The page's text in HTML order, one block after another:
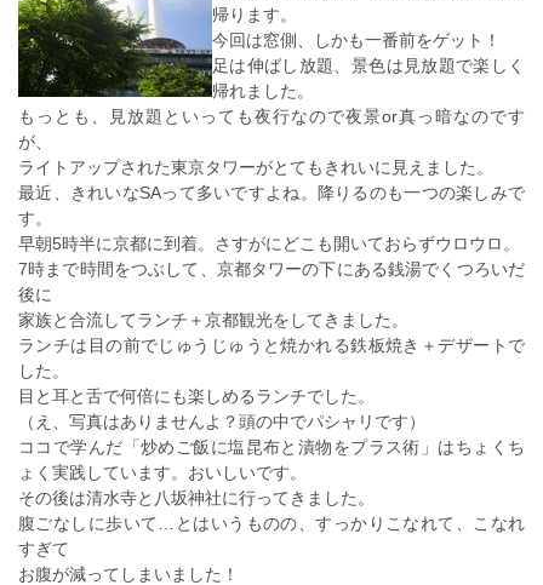
帰ります。
今回は窓側、しかも一番前をゲット！
足は伸ばし放題、景色は見放題で楽しく
帰れました。
もっとも、見放題といっても夜行なので夜景or真っ暗なのです
が、
ライトアップされた東京タワーがとてもきれいに見えました。
最近、きれいなSAって多いですよね。降りるのも一つの楽しみで
す。
早朝5時半に京都に到着。さすがにどこも開いておらずウロウロ。
7時まで時間をつぶして、京都タワーの下にある銭湯でくつろいだ
後に
家族と合流してランチ＋京都観光をしてきました。
ランチは目の前でじゅうじゅうと焼かれる鉄板焼き＋デザートで
した。
目と耳と舌で何倍にも楽しめるランチでした。
（え、写真はありませんよ？頭の中でパシャリです）
ココで学んだ「炒めご飯に塩昆布と漬物をプラス術」はちょくち
ょく実践しています。おいしいです。
その後は清水寺と八坂神社に行ってきました。
腹ごなしに歩いて…とはいうものの、すっかりこなれて、こなれ
すぎて
お腹が減ってしまいました！